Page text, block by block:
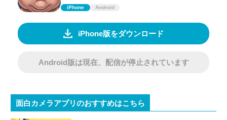
iPhone Android
iPhone版をダウンロード
Android版は現在、配信が停止されています
面白カメラアプリのおすすめはこちら